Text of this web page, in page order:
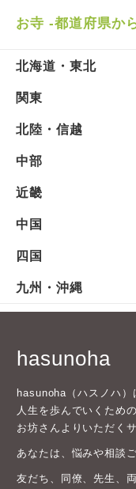
お寺 -都道府県か
北海道・東北
関東
北陸・信越
中部
近畿
中国
四国
九州・沖縄
hasunoha
hasunoha（ハスノハ
人生を歩んでいくため
お坊さんよりいただく
あなたは、悩みや相談
友だち、同僚、先生、